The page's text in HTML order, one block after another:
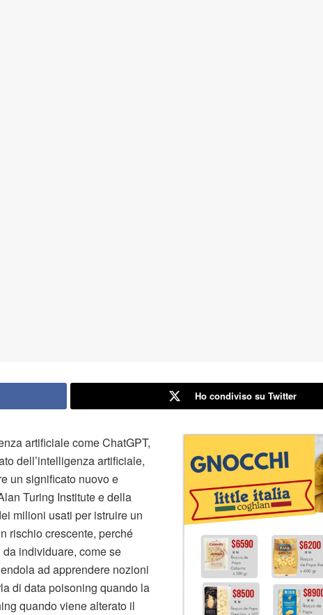
Ho condiviso su Twitter
artificiale come ChatGPT,
dell’intelligenza artificiale,
un significato nuovo e
Turing Institute e della
milioni usati per istruire un
rischio crescente, perché
individuare, come se
ad apprendere nozioni
di data poisoning quando la
quando viene alterato il